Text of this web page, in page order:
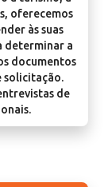
oferecemos
às suas
determinar a
documentos
solicitação.
de